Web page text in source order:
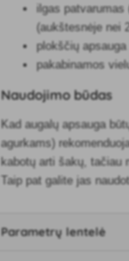
ilgas
(aukštesnėje nei
plokščių
pakabinamos
Naudojimo būdas
Kad augalų apsauga
agurkams)
kabotų arti šakų, tačiau
Taip pat galite jas
Parametrų lentelė